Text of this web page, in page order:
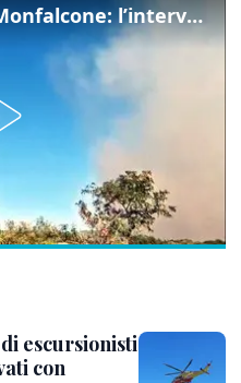
Incendio tra Duino e Monfalcone: l’intervento dei vigili del fuoco
escursionisti
con